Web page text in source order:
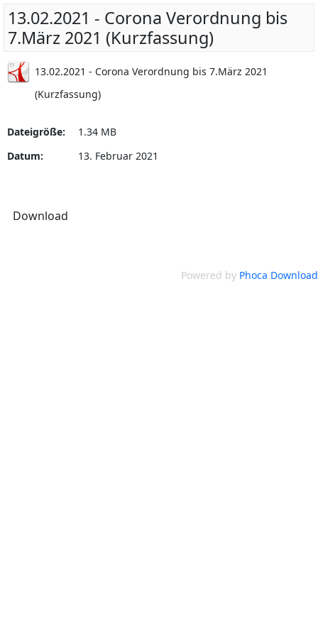
13.02.2021 - Corona Verordnung bis
7.März 2021 (Kurzfassung)
13.02.2021 - Corona Verordnung bis 7.März 2021
(Kurzfassung)
Dateigröße:
1.34 MB
Datum:
13. Februar 2021
Powered by Phoca Download